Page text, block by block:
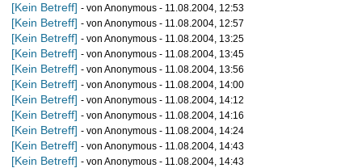
[Kein Betreff] - von Anonymous - 11.08.2004, 12:53
[Kein Betreff] - von Anonymous - 11.08.2004, 12:57
[Kein Betreff] - von Anonymous - 11.08.2004, 13:25
[Kein Betreff] - von Anonymous - 11.08.2004, 13:45
[Kein Betreff] - von Anonymous - 11.08.2004, 13:56
[Kein Betreff] - von Anonymous - 11.08.2004, 14:00
[Kein Betreff] - von Anonymous - 11.08.2004, 14:12
[Kein Betreff] - von Anonymous - 11.08.2004, 14:16
[Kein Betreff] - von Anonymous - 11.08.2004, 14:24
[Kein Betreff] - von Anonymous - 11.08.2004, 14:43
[Kein Betreff] - von Anonymous - 11.08.2004, 14:43